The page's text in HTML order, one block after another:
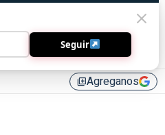
library_addAgreganos
Seguir